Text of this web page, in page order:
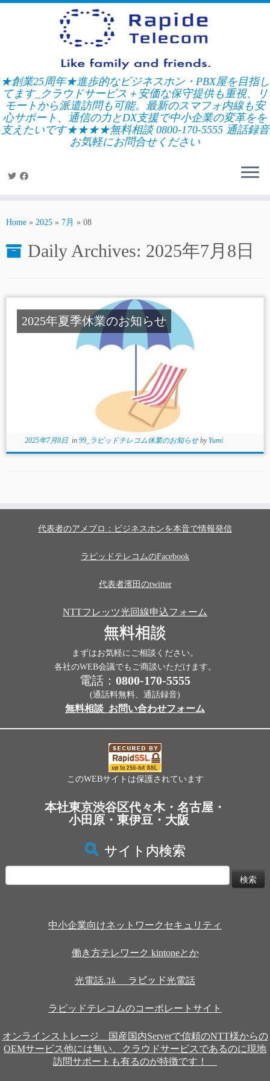
Skip
★創業25周年★進歩的なビジネスホン・PBX屋を目指し
てます_クラウドサービス＋安価な保守提供も重視、リ
モートから派遣訪問も可能。最新のスマフォ内線も安
心サポート、通信の力とDX支援で中小企業の変革をを
支えたいです★★★★無料相談 0800-170-5555 通話録音
お気軽にお問合せください
Home » 2025 » 7月 » 08
Daily Archives: 2025年7月8日
2025年夏季休業のお知らせ
2025年7月8日in 99_ラピッドテレコム休業のお知らせbyYumi
代表者のアメブロ：ビジネスホンを本音で情報発信
ラピッドテレコムのFacebook
代表者濱田のtwitter
NTTフレッツ光回線申込フォーム
無料相談
まずはお気軽にご相談ください。
各社のWEB会議でもご商談いただけます。
電話： 0800-170-5555
(通話料無料、通話録音)
無料相談_お問い合わせフォーム
このWEBサイトは保護されています
本社東京渋谷区代々木・名古屋・
小田原・東伊豆・大阪
サイト内検索
索:
中小企業向けネットワークセキュリティ
働き方テレワーク kintoneとか
光電話.ｺﾑ ラピッド光電話
ラピッドテレコムのコーポレートサイト
オンラインストレージ 国産国内Serverで信頼のNTT様からの
OEMサービス他には無い、クラウドサービスであるのに現地
訪問サポートも有るのが特徴です！